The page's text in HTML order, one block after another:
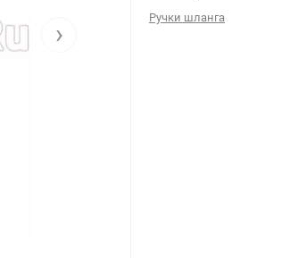
› Ручки шланга